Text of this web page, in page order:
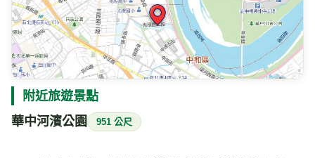
附近旅遊景點
華中河濱公園 951 公尺